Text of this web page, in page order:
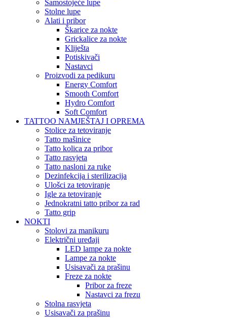
Samostojeće lupe
Stolne lupe
Alati i pribor
Škarice za nokte
Grickalice za nokte
Kliješta
Potiskivači
Nastavci
Proizvodi za pedikuru
Energy Comfort
Smooth Comfort
Hydro Comfort
Soft Comfort
TATTOO NAMJEŠTAJ I OPREMA
Stolice za tetoviranje
Tatto mašinice
Tatto kolica za pribor
Tatto rasvjeta
Tatto nasloni za ruke
Dezinfekcija i sterilizacija
Ulošci za tetoviranje
Igle za tetoviranje
Jednokratni tatto pribor za rad
Tatto grip
NOKTI
Stolovi za manikuru
Električni uređaji
LED lampe za nokte
Lampe za nokte
Usisavači za prašinu
Freze za nokte
Pribor za freze
Nastavci za frezu
Stolna rasvjeta
Usisavači za prašinu